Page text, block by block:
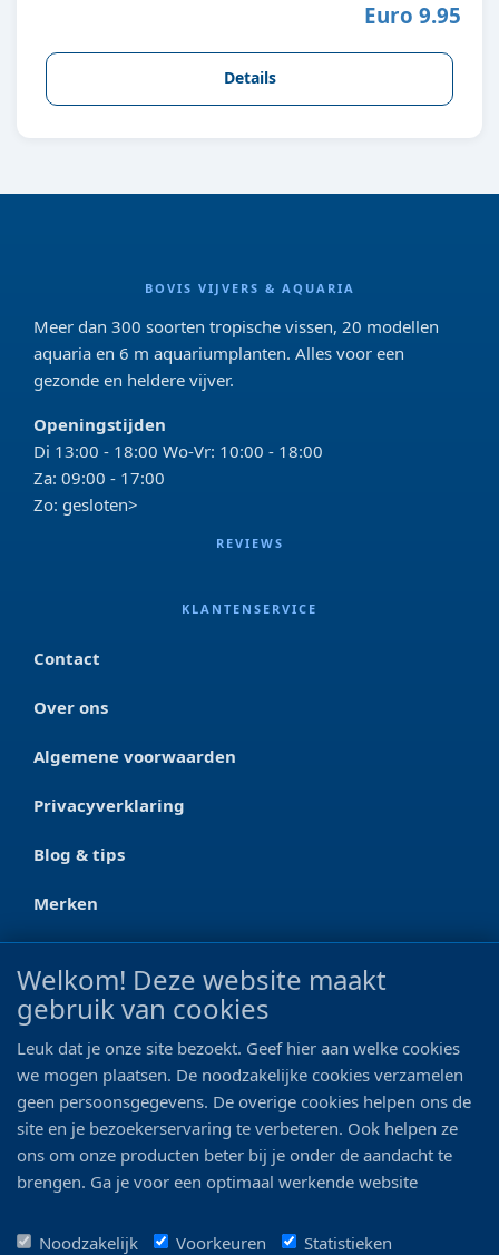
Euro 9.95
Details
BOVIS VIJVERS & AQUARIA
Meer dan 300 soorten tropische vissen, 20 modellen
aquaria en 6 m aquariumplanten. Alles voor een
gezonde en heldere vijver.
Openingstijden
Di 13:00 - 18:00 Wo-Vr: 10:00 - 18:00
Za: 09:00 - 17:00
Zo: gesloten>
REVIEWS
KLANTENSERVICE
Contact
Over ons
Algemene voorwaarden
Privacyverklaring
Blog & tips
Merken
CONTACT
Ootmarsumseweg 125a
0546 - 622 990
06 - 11 19 81 42
info@bo-vis.nl
Welkom! Deze website maakt
gebruik van cookies
Leuk dat je onze site bezoekt. Geef hier aan welke cookies
we mogen plaatsen. De noodzakelijke cookies verzamelen
geen persoonsgegevens. De overige cookies helpen ons de
site en je bezoekerservaring te verbeteren. Ook helpen ze
ons om onze producten beter bij je onder de aandacht te
brengen. Ga je voor een optimaal werkende website
Noodzakelijk
Voorkeuren Statistieken